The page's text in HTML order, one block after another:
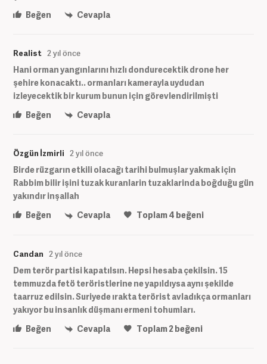
Beğen
Cevapla
Realist 2 yıl önce
Hani orman yangınlarını hızlı dondurecektik drone her
şehire konacaktı.. ormanları kamerayla uydudan
izleyecektik bir kurum bunun için görevlendirilmişti
Beğen
Cevapla
Özgün İzmirli 2 yıl önce
Birde rüzgarın etkili olacağı tarihi bulmuşlar yakmak için
Rabbim bilir işini tuzak kuranlarin tuzaklarinda boğduğu gün
yakındır inşallah
Beğen
Cevapla Toplam4 beğeni
Candan 2 yıl önce
Dem terör partisi kapatılsın. Hepsi hesaba çekilsin. 15
temmuzda fetö teröristlerine ne yapıldıysa aynı şekilde
taarruz edilsin. Suriyede ırakta terörist avladıkça ormanları
yakıyor bu insanlık düşmanı ermeni tohumları.
Beğen
Cevapla Toplam2 beğeni